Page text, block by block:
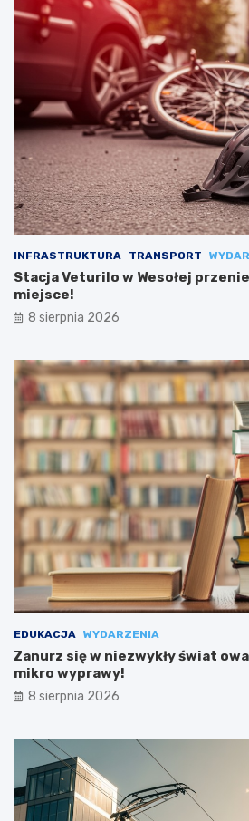
INFRASTRUKTURA TRANSPORT
Stacja Veturilo w Wesołej
miejsce!
8 sierpnia 2026
EDUKACJA WYDARZENIA
Zanurz się w niezwykły świat
mikro wyprawy!
8 sierpnia 2026